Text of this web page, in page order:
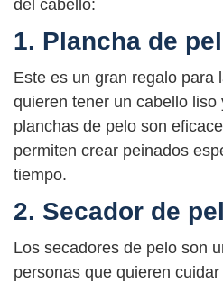
del cabello:
1. Plancha de
Este es un gran regalo para
quieren tener un cabello
planchas de pelo son
permiten crear peinados
tiempo.
2. Secador de
Los secadores de pelo son
personas que quieren